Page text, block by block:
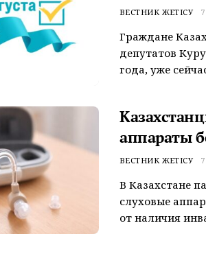
ВЕСТНИК ЖЕТІСУ
Граждане
депутатов
года, уже
аппараты
ВЕСТНИК ЖЕТІСУ
В Казахстане
слуховые
от наличия